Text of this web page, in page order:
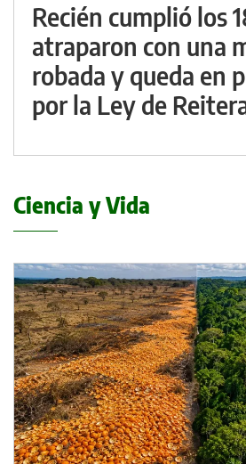
Recién cumplió los
atraparon con una
robada y queda en
por la Ley de
Ciencia y Vida